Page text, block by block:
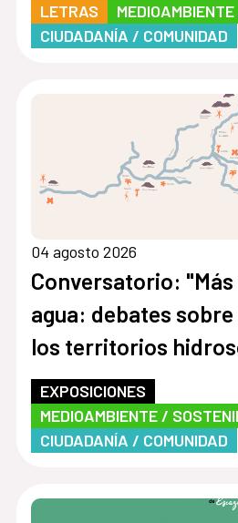
LETRAS
CIUDADANÍA / COMUNIDAD
04 agosto 2026
Conversatorio:
agua: debates
los territorios
Aconcagua y El Maipo"
EXPOSICIONES
MEDIOAMBIENTE /
CIUDADANÍA / COMUNIDAD